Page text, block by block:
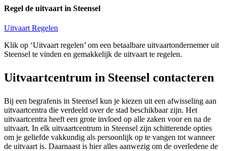
Regel de uitvaart in Steensel
Uitvaart Regelen
Klik op ‘Uitvaart regelen’ om een betaalbare uitvaartondernemer uit
Steensel te vinden en gemakkelijk de uitvaart te regelen.
Uitvaartcentrum in Steensel contacteren
Bij een begrafenis in Steensel kun je kiezen uit een afwisseling aan
uitvaartcentra die verdeeld over de stad beschikbaar zijn. Het
uitvaartcentra heeft een grote invloed op alle zaken voor en na de
uitvaart. In elk uitvaartcentrum in Steensel zijn schitterende opties
om je geliefde vakkundig als persoonlijk op te vangen tot wanneer
de uitvaart is. Daarnaast is hier alles aanwezig om de overledene de